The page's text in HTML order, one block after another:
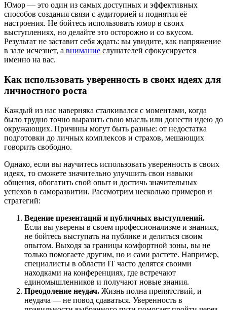
Юмор — это один из самых доступных и эффективных
способов создания связи с аудиторией и поднятия её
настроения. Не бойтесь использовать юмор в своих
выступлениях, но делайте это осторожно и со вкусом.
Результат не заставит себя ждать: вы увидите, как напряжение
в зале исчезнет, а внимание слушателей сфокусируется
именно на вас.
Как использовать уверенность в своих идеях для
личностного роста
Каждый из нас наверняка сталкивался с моментами, когда
было трудно точно выразить свою мысль или донести идею до
окружающих. Причины могут быть разные: от недостатка
подготовки до личных комплексов и страхов, мешающих
говорить свободно.
Однако, если вы научитесь использовать уверенность в своих
идеях, то сможете значительно улучшить свои навыки
общения, обогатить свой опыт и достичь значительных
успехов в саморазвитии. Рассмотрим несколько примеров и
стратегий:
Ведение презентаций и публичных выступлений.
Если вы уверены в своем профессионализме и знаниях,
не бойтесь выступать на публике и делиться своим
опытом. Выходя за границы комфортной зоны, вы не
только помогаете другим, но и сами растете. Например,
специалисты в области IT часто делятся своими
находками на конференциях, где встречают
единомышленников и получают новые знания.
Преодоление неудач. Жизнь полна препятствий, и
неудача — не повод сдаваться. Уверенность в